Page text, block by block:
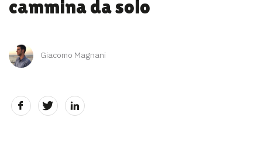
cammina da solo
Giacomo Magnani